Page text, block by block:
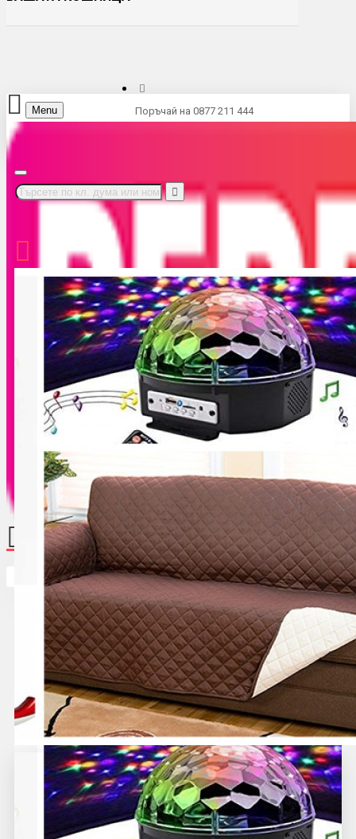
Поръчай на 0877 211 444
Menu
Кутията ви е празна